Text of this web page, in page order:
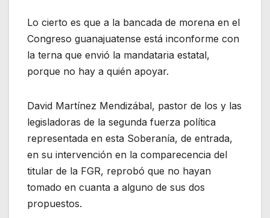
Lo cierto es que a la bancada de morena en el
Congreso guanajuatense está inconforme con
la terna que envió la mandataria estatal,
porque no hay a quién apoyar.
David Martínez Mendizábal, pastor de los y las
legisladoras de la segunda fuerza política
representada en esta Soberanía, de entrada,
en su intervención en la comparecencia del
titular de la FGR, reprobó que no hayan
tomado en cuanta a alguno de sus dos
propuestos.